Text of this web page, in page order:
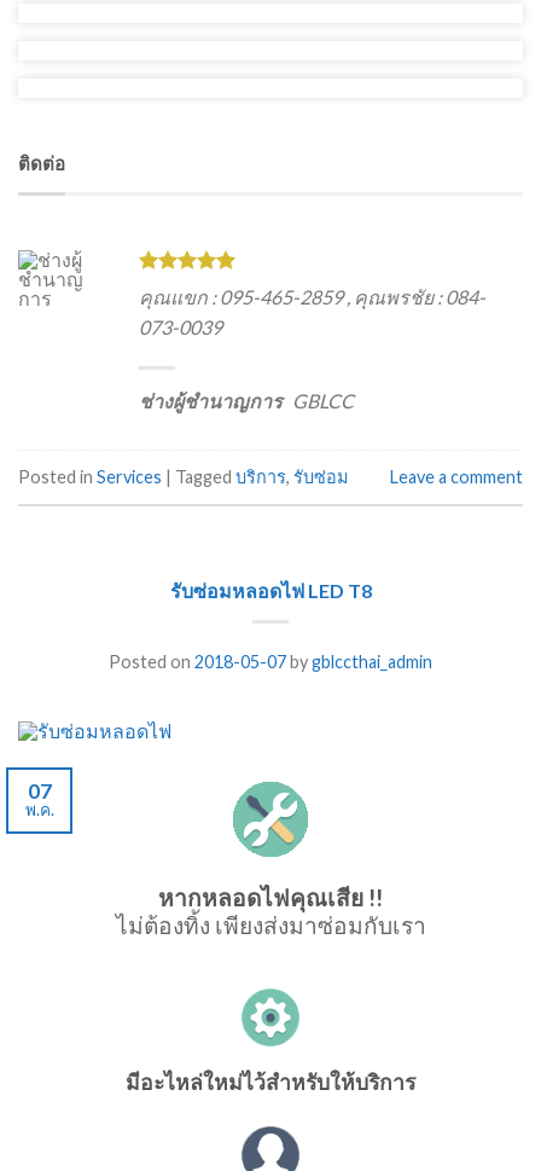
ติดต่อ
คุณแขก : 095-465-2859 , คุณพรชัย : 084-
073-0039
ช่างผู้ชำนาญการ GBLCC
Posted in Services | Tagged บริการ, รับซ่อม Leave a comment
รับซ่อมหลอดไฟ LED T8
Posted on 2018-05-07bygblccthai_admin
07
พ.ค.
หากหลอดไฟคุณเสีย !!
ไม่ต้องทิ้ง เพียงส่งมาซ่อมกับเรา
มีอะไหล่ใหม่ไว้สำหรับให้บริการ